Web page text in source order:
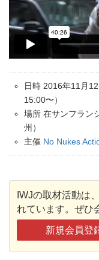
日時 2016年11月
15:00〜）
場所 在サンフラン
州）
主催 No Nukes
IWJの取材活動は
れています。ぜひ
新規会員登